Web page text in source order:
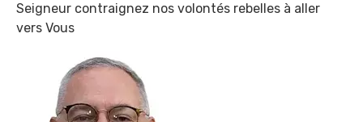
Seigneur contraignez nos volontés rebelles à aller
vers Vous